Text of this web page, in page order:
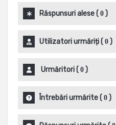
Răspunsuri alese( 0 )
Utilizatori urmăriți( 0 )
Urmăritori( 0 )
Întrebări urmărite( 0 )